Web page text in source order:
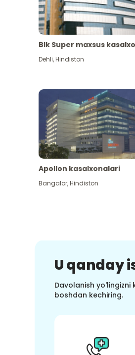
Blk Super maxsus
Dehli,Hindiston
Apollon kasalxonalari
Bangalor,Hindiston
U qanday
Davolanish
boshdan kechiring.